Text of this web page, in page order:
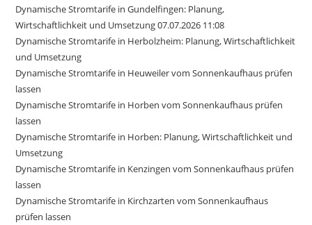
Dynamische Stromtarife in Gundelfingen: Planung,
Wirtschaftlichkeit und Umsetzung 07.07.2026 11:08
Dynamische Stromtarife in Herbolzheim: Planung, Wirtschaftlichkeit
und Umsetzung
Dynamische Stromtarife in Heuweiler vom Sonnenkaufhaus prüfen
lassen
Dynamische Stromtarife in Horben vom Sonnenkaufhaus prüfen
lassen
Dynamische Stromtarife in Horben: Planung, Wirtschaftlichkeit und
Umsetzung
Dynamische Stromtarife in Kenzingen vom Sonnenkaufhaus prüfen
lassen
Dynamische Stromtarife in Kirchzarten vom Sonnenkaufhaus
prüfen lassen